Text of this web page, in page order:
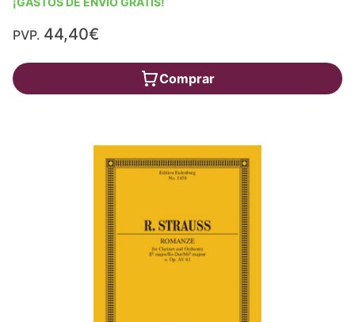
PVP. 44,40€
Comprar